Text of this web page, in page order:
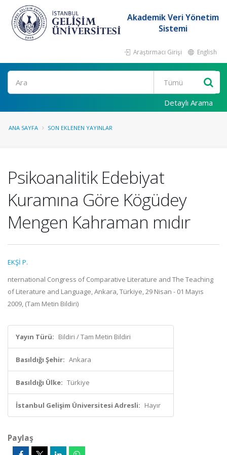
Akademik Veri Yönetim
Sistemi
Araştırmacı Girişi English
Ara
Detaylı Arama
ANA SAYFA SON EKLENEN YAYINLAR
Psikoanalitik Edebiyat
Kuramına Göre Kögüdey
Mengen Kahraman mıdır
EKŞİ P.
nternational Congress of Comparative Literature and The Teaching
of Literature and Language, Ankara, Türkiye, 29 Nisan - 01 Mayıs
2009, (Tam Metin Bildiri)
Yayın Türü: Bildiri / Tam Metin Bildiri
Basıldığı Şehir: Ankara
Basıldığı Ülke: Türkiye
İstanbul Gelişim Üniversitesi Adresli: Hayır
Paylaş